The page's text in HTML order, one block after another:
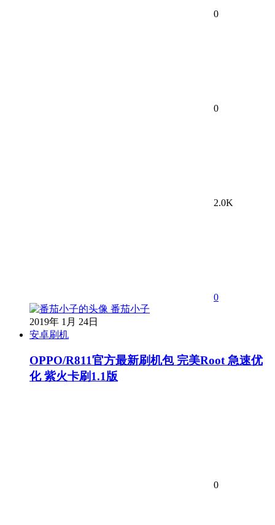
0
0
2.0K
0
番茄小子
2019年 1月 24日
安卓刷机
OPPO/R811官方最新刷机包 完美Root 急速优
化 紫火卡刷1.1版
0